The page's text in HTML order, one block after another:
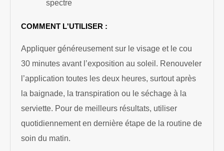
spectre
COMMENT L'UTILISER :
Appliquer généreusement sur le visage et le cou
30 minutes avant l’exposition au soleil. Renouveler
l’application toutes les deux heures, surtout après
la baignade, la transpiration ou le séchage à la
serviette. Pour de meilleurs résultats, utiliser
quotidiennement en dernière étape de la routine de
soin du matin.